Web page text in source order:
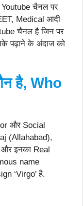
चैनल पर
Medical आदी
चैनल है जिन पर
पढ़ाने के अंदाज को
है, Who
और Social
(Allahabad),
इनका Real
name
‘Virgo’ है.